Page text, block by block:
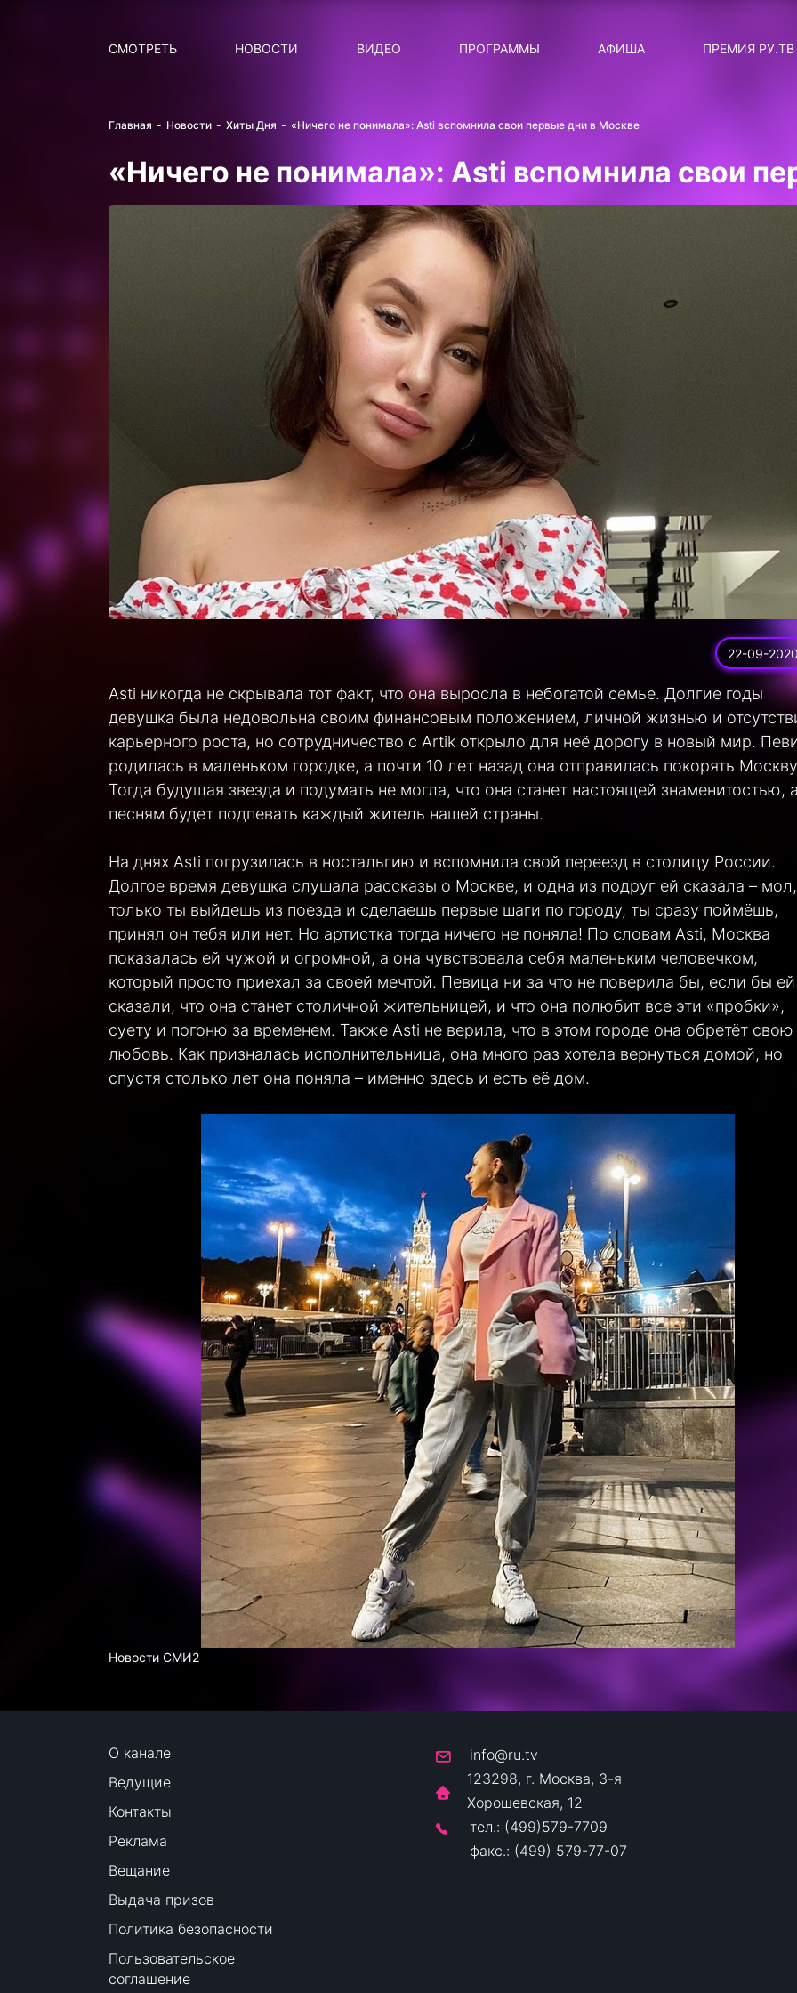
СМОТРЕТЬ НОВОСТИ
ВИДЕО
ПРОГРАММЫ
СТАТУС: В СЕТИ
СИЯЙ ПО-ЗВЁЗДНОМУ
ЛИЧНЫЙ ВОПРОС
ДОТЯНИСЬ ДО ЗВЁЗД
АФИША ПРЕМИЯ РУ.ТВ
Главная Новости Хиты Дня «Ничего не понимала»: Asti вспомнила свои первые дни в Москве
«Ничего не понимала»: Asti вспомнила свои
22-09-
Asti никогда не скрывала тот факт, что она выросла в небогатой семье. Долгие годы
девушка была недовольна своим финансовым положением, личной жизнью и
карьерного роста, но сотрудничество с Artik открыло для неё дорогу в новый мир.
родилась в маленьком городке, а почти 10 лет назад она отправилась покорять
Тогда будущая звезда и подумать не могла, что она станет настоящей знаменитостью,
песням будет подпевать каждый житель нашей страны.
На днях Asti погрузилась в ностальгию и вспомнила свой переезд в столицу России.
Долгое время девушка слушала рассказы о Москве, и одна из подруг ей сказала –
только ты выйдешь из поезда и сделаешь первые шаги по городу, ты сразу поймёшь,
принял он тебя или нет. Но артистка тогда ничего не поняла! По словам Asti, Москва
показалась ей чужой и огромной, а она чувствовала себя маленьким человечком,
который просто приехал за своей мечтой. Певица ни за что не поверила бы, если бы ей
сказали, что она станет столичной жительницей, и что она полюбит все эти «пробки»,
суету и погоню за временем. Также Asti не верила, что в этом городе она обретёт свою
любовь. Как призналась исполнительница, она много раз хотела вернуться домой, но
спустя столько лет она поняла – именно здесь и есть её дом.
Новости СМИ2
О канале
Ведущие
Контакты
Реклама
Вещание
Выдача призов
Политика безопасности
Пользовательское
соглашение
info@ru.tv
123298, г. Москва, 3-я
Хорошевская, 12
тел.: (499)579-7709
факс.: (499) 579-77-07